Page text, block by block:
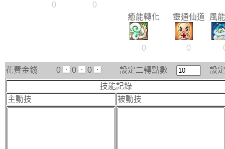
0
0
癒能轉化
0
靈通仙道
0
風
花費金錢 0 0 0 設定二轉點數
設
技能記錄
主動技
被動技